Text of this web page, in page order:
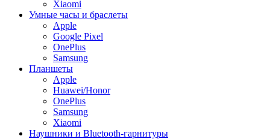
Xiaomi
Умные часы и браслеты
Apple
Google Pixel
OnePlus
Samsung
Планшеты
Apple
Huawei/Honor
OnePlus
Samsung
Xiaomi
Наушники и Bluetooth-гарнитуры